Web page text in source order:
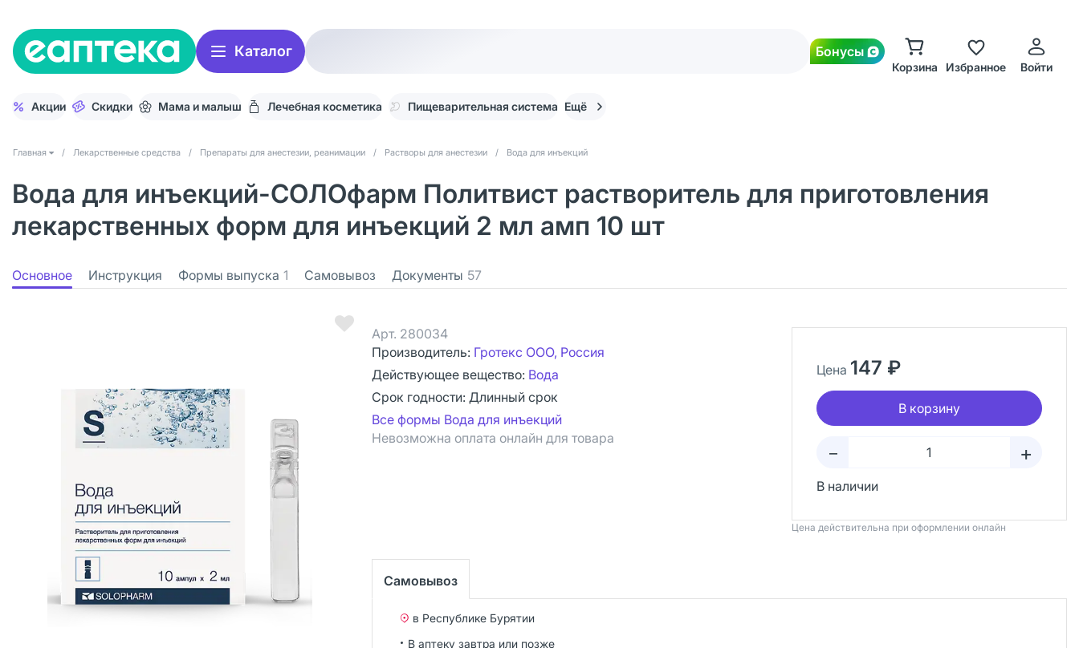
Каталог Бонусы
Корзина Избранное Войти
Акции Скидки Мама и малыш Лечебная косметика Пищеварительная система Ещё
Главная / Лекарственные средства / Препараты для анестезии, реанимации / Растворы для анестезии / Вода для инъекций
Вода для инъекций-СОЛОфарм Политвист растворитель для приготовления
лекарственных форм для инъекций 2 мл амп 10 шт
Основное Инструкция Формы выпуска 1 Самовывоз Документы 57
Арт. 280034
Производитель: Гротекс ООО, Россия
Действующее вещество: Вода
Срок годности: Длинный срок
Все формы Вода для инъекций
Невозможна оплата онлайн для товара
Цена 147 ₽
В корзину
– +
В наличии
Цена действительна при оформлении онлайн
Самовывоз
в Республике Бурятии
В аптеку завтра или позже